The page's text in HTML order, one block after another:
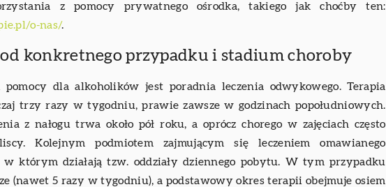
z pomocy prywatnego ośrodka, takiego jak choćby ten:
o-nas/.
konkretnego przypadku i stadium choroby
pomocy dla alkoholików jest poradnia leczenia odwykowego. Terapia
trzy razy w tygodniu, prawie zawsze w godzinach popołudniowych.
z nałogu trwa około pół roku, a oprócz chorego w zajęciach często
Kolejnym podmiotem zajmującym się leczeniem omawianego
w którym działają tzw. oddziały dziennego pobytu. W tym przypadku
(nawet 5 razy w tygodniu), a podstawowy okres terapii obejmuje osiem